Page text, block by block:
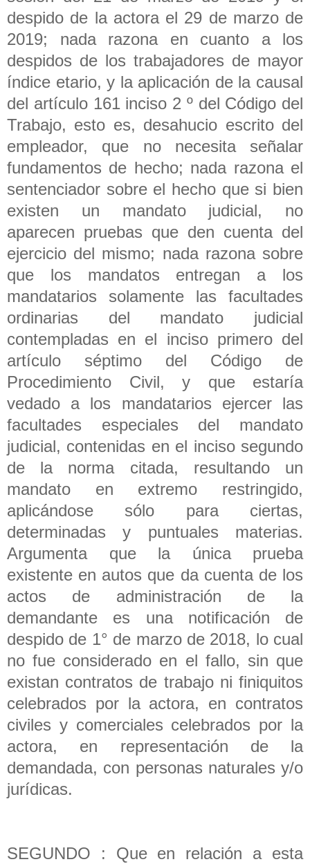
despido de la actora el 29 de marzo de
2019; nada razona en cuanto a los
despidos de los trabajadores de mayor
índice etario, y la aplicación de la causal
del artículo 161 inciso 2 º del Código del
Trabajo, esto es, desahucio escrito del
empleador, que no necesita señalar
fundamentos de hecho; nada razona el
sentenciador sobre el hecho que si bien
existen un mandato judicial, no
aparecen pruebas que den cuenta del
ejercicio del mismo; nada razona sobre
que los mandatos entregan a los
mandatarios solamente las facultades
ordinarias del mandato judicial
contempladas en el inciso primero del
artículo séptimo del Código de
Procedimiento Civil, y que estaría
vedado a los mandatarios ejercer las
facultades especiales del mandato
judicial, contenidas en el inciso segundo
de la norma citada, resultando un
mandato en extremo restringido,
aplicándose sólo para ciertas,
determinadas y puntuales materias.
Argumenta que la única prueba
existente en autos que da cuenta de los
actos de administración de la
demandante es una notificación de
despido de 1° de marzo de 2018, lo cual
no fue considerado en el fallo, sin que
existan contratos de trabajo ni finiquitos
celebrados por la actora, en contratos
civiles y comerciales celebrados por la
actora, en representación de la
demandada, con personas naturales y/o
jurídicas.
SEGUNDO : Que en relación a esta